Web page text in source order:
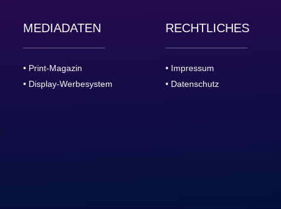
MEDIADATEN
• Print-Magazin
• Display-Werbesystem
RECHTLICHES
• Impressum
• Datenschutz